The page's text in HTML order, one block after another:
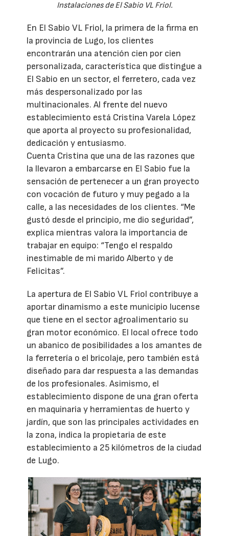
Instalaciones de El Sabio VL Friol.
En El Sabio VL Friol, la primera de la firma en
la provincia de Lugo, los clientes
encontrarán una atención cien por cien
personalizada, característica que distingue a
El Sabio en un sector, el ferretero, cada vez
más despersonalizado por las
multinacionales. Al frente del nuevo
establecimiento está Cristina Varela López
que aporta al proyecto su profesionalidad,
dedicación y entusiasmo.
Cuenta Cristina que una de las razones que
la llevaron a embarcarse en El Sabio fue la
sensación de pertenecer a un gran proyecto
con vocación de futuro y muy pegado a la
calle, a las necesidades de los clientes. “Me
gustó desde el principio, me dio seguridad”,
explica mientras valora la importancia de
trabajar en equipo: “Tengo el respaldo
inestimable de mi marido Alberto y de
Felicitas”.
La apertura de El Sabio VL Friol contribuye a
aportar dinamismo a este municipio lucense
que tiene en el sector agroalimentario su
gran motor económico. El local ofrece todo
un abanico de posibilidades a los amantes de
la ferretería o el bricolaje, pero también está
diseñado para dar respuesta a las demandas
de los profesionales. Asimismo, el
establecimiento dispone de una gran oferta
en maquinaria y herramientas de huerto y
jardín, que son las principales actividades en
la zona, indica la propietaria de este
establecimiento a 25 kilómetros de la ciudad
de Lugo.